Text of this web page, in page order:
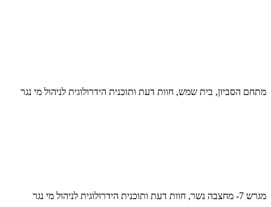
מתחם הסביון, בית שמש, חוות דעת ותוכנית הידרולוגית לניהול מי נגר
מגרש 7- מחצבה נשר, חוות דעת ותוכנית הידרולוגית לניהול מי נגר